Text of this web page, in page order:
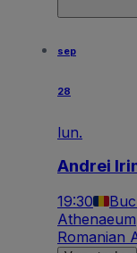
sep
28
lun.
Andrei
19:30
Athenaeum
Romanian